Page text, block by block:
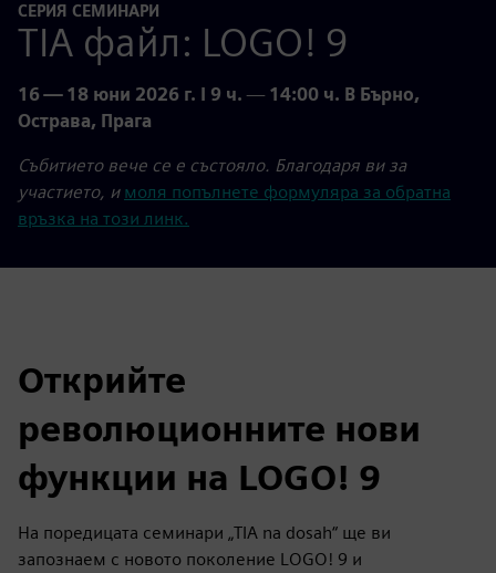
СЕРИЯ СЕМИНАРИ
TIA файл: LOGO! 9
16 — 18 юни 2026 г. I 9 ч.— 14:00 ч. В Бърно,
Острава, Прага
Събитието вече се е състояло. Благодаря ви за
участието, и моля попълнете формуляра за обратна
връзка на този линк.
Открийте
революционните нови
функции на LOGO! 9
На поредицата семинари „TIA na dosah“ ще ви
запознаем с новото поколение LOGO! 9 и